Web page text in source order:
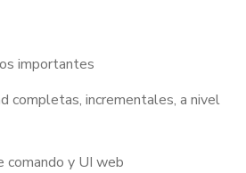
importantes
completas, incrementales, a nivel
comando y UI web